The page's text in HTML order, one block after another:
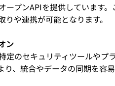
ープンAPIを提供しています
や連携が可能となります。
ン
定のセキュリティツールや
、統合やデータの同期を容